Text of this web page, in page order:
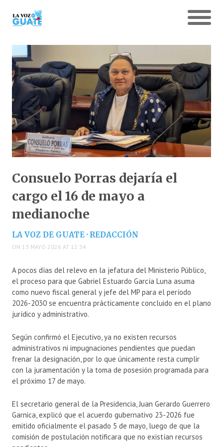
Consuelo Porras dejaría el
cargo el 16 de mayo a
medianoche
LA VOZ DE GUATE · REDACCIÓN
ON 13 MAYO 2026 AT 12:34
A pocos días del relevo en la jefatura del Ministerio Público,
el proceso para que Gabriel Estuardo García Luna asuma
como nuevo fiscal general y jefe del MP para el período
2026-2030 se encuentra prácticamente concluido en el plano
jurídico y administrativo.
Según confirmó el Ejecutivo, ya no existen recursos
administrativos ni impugnaciones pendientes que puedan
frenar la designación, por lo que únicamente resta cumplir
con la juramentación y la toma de posesión programada para
el próximo 17 de mayo.
El secretario general de la Presidencia, Juan Gerardo Guerrero
Garnica , explicó que el acuerdo gubernativo 23-2026 fue
emitido oficialmente el pasado 5 de mayo, luego de que la
comisión de postulación notificara que no existían recursos